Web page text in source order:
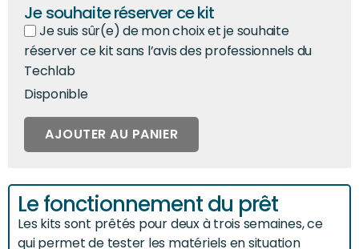
Je souhaite réserver ce kit
Je suis sûr(e) de mon choix et je souhaite
réserver ce kit sans l’avis des professionnels du
Techlab
Disponible
AJOUTER AU PANIER
Le fonctionnement du prêt
Les kits sont prêtés pour deux à trois semaines, ce
qui permet de tester les matériels en situation